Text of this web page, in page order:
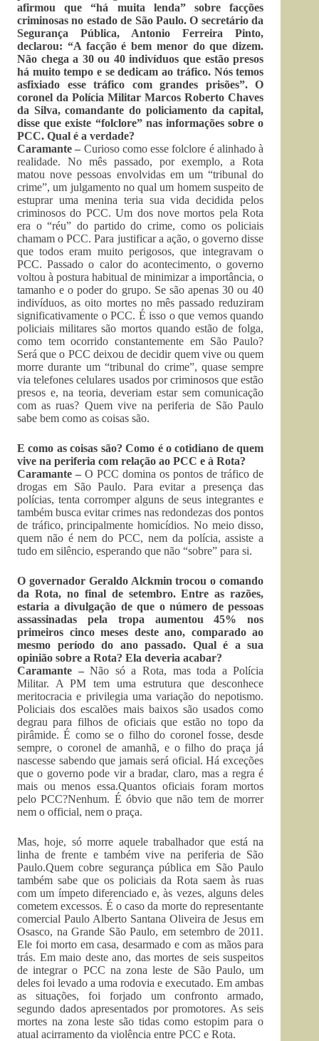
afirmou que “há muita lenda” sobre facções
criminosas no estado de São Paulo. O secretário da
Segurança Pública, Antonio Ferreira Pinto,
declarou: “A facção é bem menor do que dizem.
Não chega a 30 ou 40 indivíduos que estão presos
há muito tempo e se dedicam ao tráfico. Nós temos
asfixiado esse tráfico com grandes prisões”. O
coronel da Polícia Militar Marcos Roberto Chaves
da Silva, comandante do policiamento da capital,
disse que existe “folclore” nas informações sobre o
PCC. Qual é a verdade?
Caramante – Curioso como esse folclore é alinhado à
realidade. No mês passado, por exemplo, a Rota
matou nove pessoas envolvidas em um “tribunal do
crime”, um julgamento no qual um homem suspeito de
estuprar uma menina teria sua vida decidida pelos
criminosos do PCC. Um dos nove mortos pela Rota
era o “réu” do partido do crime, como os policiais
chamam o PCC. Para justificar a ação, o governo disse
que todos eram muito perigosos, que integravam o
PCC. Passado o calor do acontecimento, o governo
voltou à postura habitual de minimizar a importância, o
tamanho e o poder do grupo. Se são apenas 30 ou 40
indivíduos, as oito mortes no mês passado reduziram
significativamente o PCC. É isso o que vemos quando
policiais militares são mortos quando estão de folga,
como tem ocorrido constantemente em São Paulo?
Será que o PCC deixou de decidir quem vive ou quem
morre durante um “tribunal do crime”, quase sempre
via telefones celulares usados por criminosos que estão
presos e, na teoria, deveriam estar sem comunicação
com as ruas? Quem vive na periferia de São Paulo
sabe bem como as coisas são.
E como as coisas são? Como é o cotidiano de quem
vive na periferia com relação ao PCC e à Rota?
Caramante – O PCC domina os pontos de tráfico de
drogas em São Paulo. Para evitar a presença das
polícias, tenta corromper alguns de seus integrantes e
também busca evitar crimes nas redondezas dos pontos
de tráfico, principalmente homicídios. No meio disso,
quem não é nem do PCC, nem da polícia, assiste a
tudo em silêncio, esperando que não “sobre” para si.
O governador Geraldo Alckmin trocou o comando
da Rota, no final de setembro. Entre as razões,
estaria a divulgação de que o número de pessoas
assassinadas pela tropa aumentou 45% nos
primeiros cinco meses deste ano, comparado ao
mesmo período do ano passado. Qual é a sua
opinião sobre a Rota? Ela deveria acabar?
Caramante –Não só a Rota, mas toda a Polícia
Militar. A PM tem uma estrutura que desconhece
meritocracia e privilegia uma variação do nepotismo.
Policiais dos escalões mais baixos são usados como
degrau para filhos de oficiais que estão no topo da
pirâmide. É como se o filho do coronel fosse, desde
sempre, o coronel de amanhã, e o filho do praça já
nascesse sabendo que jamais será oficial. Há exceções
que o governo pode vir a bradar, claro, mas a regra é
mais ou menos essa.Quantos oficiais foram mortos
pelo PCC?Nenhum. É óbvio que não tem de morrer
nem o official, nem o praça.
Mas, hoje, só morre aquele trabalhador que está na
linha de frente e também vive na periferia de São
Paulo.Quem cobre segurança pública em São Paulo
também sabe que os policiais da Rota saem às ruas
com um ímpeto diferenciado e, às vezes, alguns deles
cometem excessos. É o caso da morte do representante
comercial Paulo Alberto Santana Oliveira de Jesus em
Osasco, na Grande São Paulo, em setembro de 2011.
Ele foi morto em casa, desarmado e com as mãos para
trás. Em maio deste ano, das mortes de seis suspeitos
de integrar o PCC na zona leste de São Paulo, um
deles foi levado a uma rodovia e executado. Em ambas
as situações, foi forjado um confronto armado,
segundo dados apresentados por promotores. As seis
mortes na zona leste são tidas como estopim para o
atual acirramento da violência entre PCC e Rota.